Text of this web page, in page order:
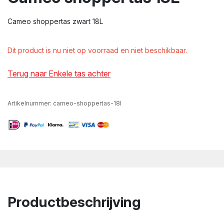
Cameo shoppertas zwart 18L
Dit product is nu niet op voorraad en niet beschikbaar.
Terug naar Enkele tas achter
Artikelnummer: cameo-shoppertas-18l
Productbeschrijving